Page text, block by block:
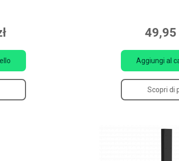
49,95
Aggiungi al
Scopri di